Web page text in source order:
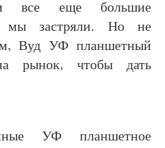
все еще большие
мы застряли. Но не
Вуд УФ планшетный
рынок, чтобы дать
УФ планшетное